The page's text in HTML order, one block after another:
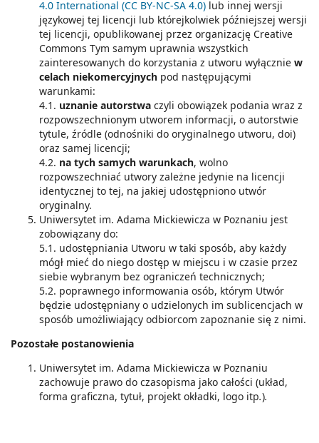
4.0 International (CC BY-NC-SA 4.0) lub innej wersji
językowej tej licencji lub którejkolwiek późniejszej wersji
tej licencji, opublikowanej przez organizację Creative
Commons Tym samym uprawnia wszystkich
zainteresowanych do korzystania z utworu wyłącznie w
celach niekomercyjnych pod następującymi
warunkami:
4.1. uznanie autorstwa czyli obowiązek podania wraz z
rozpowszechnionym utworem informacji, o autorstwie
tytule, źródle (odnośniki do oryginalnego utworu, doi)
oraz samej licencji;
4.2. na tych samych warunkach, wolno
rozpowszechniać utwory zależne jedynie na licencji
identycznej to tej, na jakiej udostępniono utwór
oryginalny.
Uniwersytet im. Adama Mickiewicza w Poznaniu jest
zobowiązany do:
5.1. udostępniania Utworu w taki sposób, aby każdy
mógł mieć do niego dostęp w miejscu i w czasie przez
siebie wybranym bez ograniczeń technicznych;
5.2. poprawnego informowania osób, którym Utwór
będzie udostępniany o udzielonych im sublicencjach w
sposób umożliwiający odbiorcom zapoznanie się z nimi.
Pozostałe postanowienia
Uniwersytet im. Adama Mickiewicza w Poznaniu
zachowuje prawo do czasopisma jako całości (układ,
forma graficzna, tytuł, projekt okładki, logo itp.).